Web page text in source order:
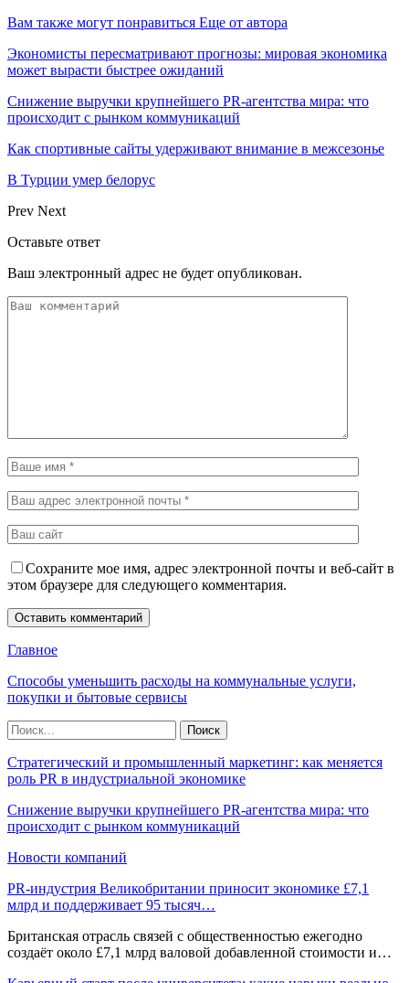
Вам также могут понравиться Еще от автора
Экономисты пересматривают прогнозы: мировая экономика
может вырасти быстрее ожиданий
Снижение выручки крупнейшего PR-агентства мира: что
происходит с рынком коммуникаций
Как спортивные сайты удерживают внимание в межсезонье
В Турции умер белорус
Prev Next
Оставьте ответ
Ваш электронный адрес не будет опубликован.
Сохраните мое имя, адрес электронной почты и веб-сайт в
этом браузере для следующего комментария.
Главное
Способы уменьшить расходы на коммунальные услуги,
покупки и бытовые сервисы
Стратегический и промышленный маркетинг: как меняется
роль PR в индустриальной экономике
Снижение выручки крупнейшего PR-агентства мира: что
происходит с рынком коммуникаций
Новости компаний
PR-индустрия Великобритании приносит экономике £7,1
млрд и поддерживает 95 тысяч…
Британская отрасль связей с общественностью ежегодно
создаёт около £7,1 млрд валовой добавленной стоимости и…